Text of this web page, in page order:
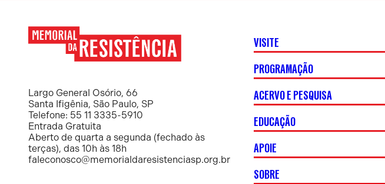
Resistência
Largo General Osório, 66
Santa Ifigênia, São Paulo, SP
Telefone: 55 11 3335-5910
Entrada Gratuita
Aberto de quarta a segunda (fechado às
terças), das 10h às 18h
faleconosco@memorialdaresistenciasp.org.br
VISITE
PROGRAMAÇÃO
ACERVO E PESQUISA
EDUCAÇÃO
APOIE
SOBRE